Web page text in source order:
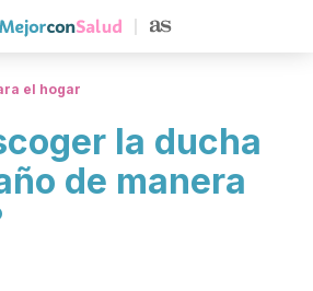
el hogar
la ducha
de manera